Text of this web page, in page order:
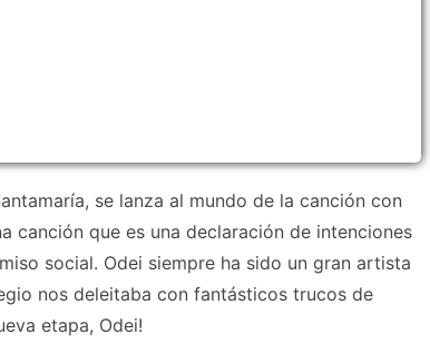
se lanza al mundo de la canción con
canción que es una declaración de intenciones
social. Odei siempre ha sido un gran artista
nos deleitaba con fantásticos trucos de
etapa, Odei!